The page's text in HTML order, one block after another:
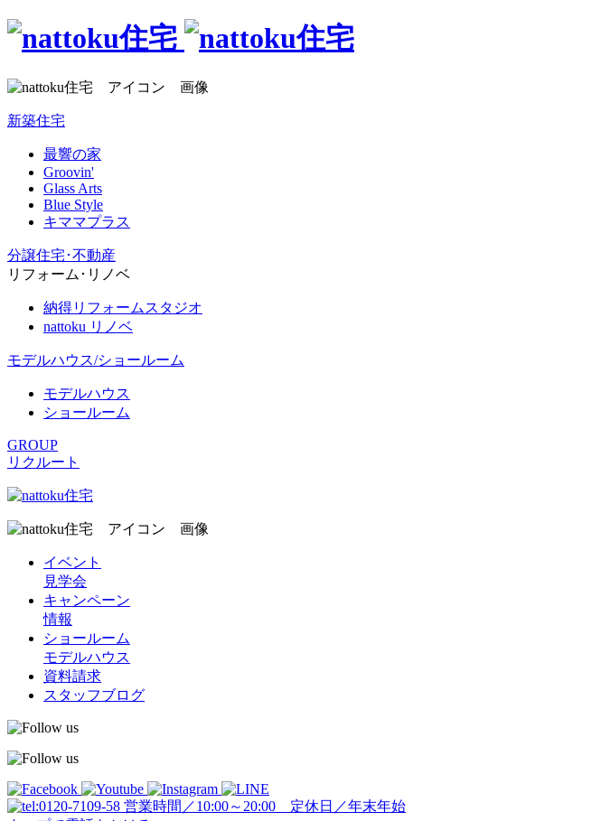
新築住宅
最響の家
Groovin'
Glass Arts
Blue Style
キママプラス
分譲住宅･不動産
リフォーム･リノベ
納得リフォームスタジオ
nattoku リノベ
モデルハウス/ショールーム
モデルハウス
ショールーム
GROUP
リクルート
イベント
見学会
キャンペーン
情報
ショールーム
モデルハウス
資料請求
スタッフブログ
営業時間／10:00～20:00 定休日／年末年始